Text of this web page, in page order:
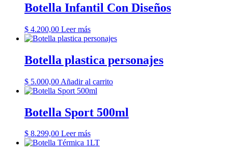
Botella Infantil Con Diseños
$ 4.200,00 Leer más
Botella plastica personajes
$ 5.000,00 Añadir al carrito
Botella Sport 500ml
$ 8.299,00 Leer más